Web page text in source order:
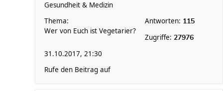
Gesundheit & Medizin
Thema:
Wer von Euch ist Vegetarier?
Antworten: 115
Zugriffe: 27976
31.10.2017, 21:30
Rufe den Beitrag auf